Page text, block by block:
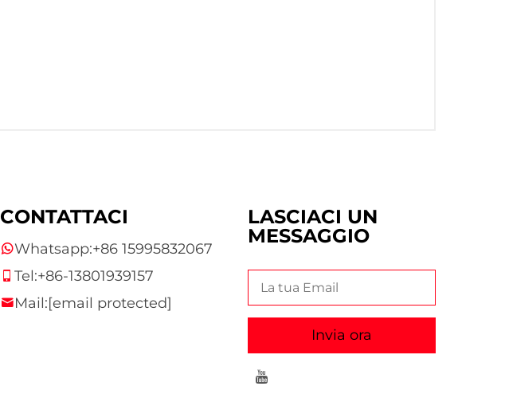
CONTATTACI
Whatsapp:+86 15995832067
Tel:+86-13801939157
Mail:[email protected]
LASCIACI UN
MESSAGGIO
Invia ora